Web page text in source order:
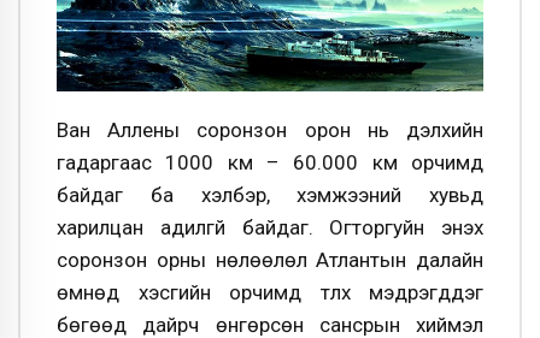
Ван Аллены соронзон орон нь дэлхийн
гадаргаас 1000 км – 60.000 км орчимд
байдаг ба хэлбэр, хэмжээний хувьд
харилцан адилгүй байдаг. Огторгуйн энэхүү
соронзон орны нөлөөлөл Атлантын далайн
өмнөд хэсгийн орчимд түлхүү мэдрэгддэг
бөгөөд дайрч өнгөрсөн сансрын хиймэл